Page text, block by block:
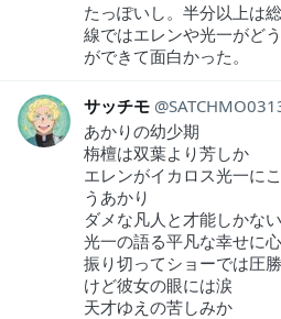
たっぽいし。半分以上は
線ではエレンや光一がど
ができて面白かった。
サッチモ
あかりの幼少期
栴檀は双葉より芳しか
エレンがイカロス光一に
うあかり
ダメな凡人と才能しかな
光一の語る平凡な幸せに
振り切ってショーでは圧勝
けど彼女の眼には涙
天才ゆえの苦しみか